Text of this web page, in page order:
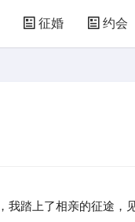
征婚 约会
我踏上了相亲的征途，